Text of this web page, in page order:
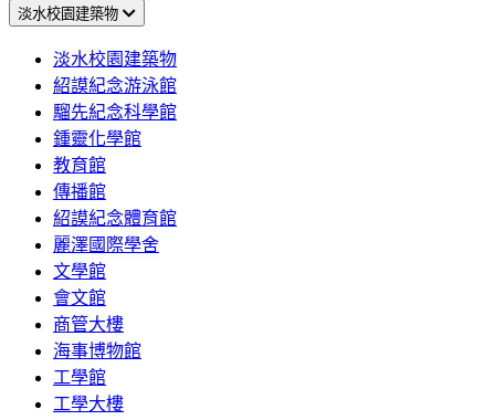
淡水校園建築物
淡水校園建築物
紹謨紀念游泳館
騮先紀念科學館
鍾靈化學館
教育館
傳播館
紹謨紀念體育館
麗澤國際學舍
文學館
會文館
商管大樓
海事博物館
工學館
工學大樓